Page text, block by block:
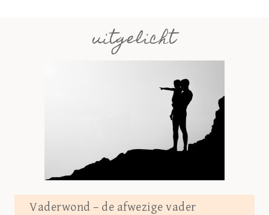
uitgelicht
Vaderwond – de afwezige vader